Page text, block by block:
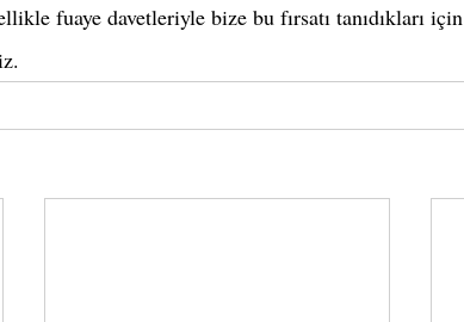
fuaye davetleriyle bize bu fırsatı tanıdıkları için